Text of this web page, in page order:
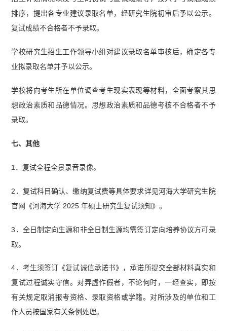
排序，提出各专业建议录取名单，经研究生院初审后予以公示。
复试成绩不合格者不予录取。
学校研究生招生工作领导小组对建议录取名单审核后，确定各专
业拟录取名单并予以公示。
学校将向考生所在单位调查考生现实表现等材料，全面考察其思
想政治素质和品德情况。思想政治素质和品德考核不合格者不予
录取。
七、其他
1．复试全程全景录音录像。
2．复试科目确认、缴纳复试费等具体要求详见河海大学研究生院
官网《河海大学 2025 年硕士研究生复试须知》。
3．全日制定向生源和非全日制生源均需签订定向培养协议方可录
取。
4．考生须签订《复试诚信承诺书》，承诺所提交全部材料真实和
复试过程诚实守信。对弄虚作假者，不论何时，一经查实，即按
有关规定取消报考资格、录取资格或学籍。对所涉及的单位和工
作人员按国家有关条例处理。